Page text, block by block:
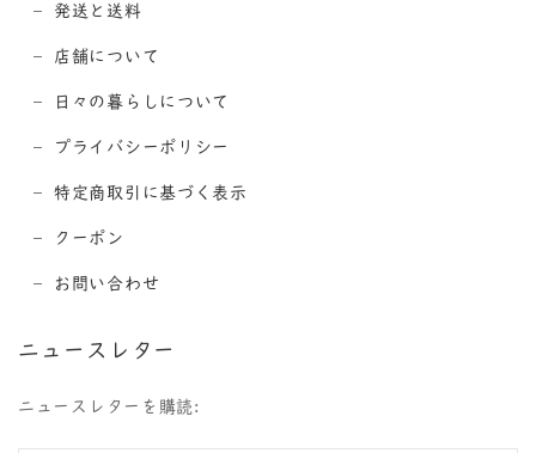
発送と送料
店舗について
日々の暮らしについて
プライバシーポリシー
特定商取引に基づく表示
クーポン
お問い合わせ
ニュースレター
ニュースレターを購読: